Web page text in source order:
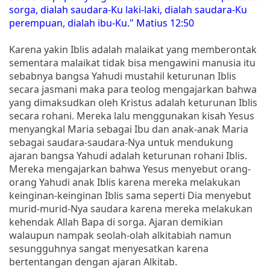
sorga, dialah saudara-Ku laki-laki, dialah saudara-Ku
perempuan, dialah ibu-Ku." Matius 12:50
Karena yakin Iblis adalah malaikat yang memberontak
sementara malaikat tidak bisa mengawini manusia itu
sebabnya bangsa Yahudi mustahil keturunan Iblis
secara jasmani maka para teolog mengajarkan bahwa
yang dimaksudkan oleh Kristus adalah keturunan Iblis
secara rohani. Mereka lalu menggunakan kisah Yesus
menyangkal Maria sebagai Ibu dan anak-anak Maria
sebagai saudara-saudara-Nya untuk mendukung
ajaran bangsa Yahudi adalah keturunan rohani Iblis.
Mereka mengajarkan bahwa Yesus menyebut orang-
orang Yahudi anak Iblis karena mereka melakukan
keinginan-keinginan Iblis sama seperti Dia menyebut
murid-murid-Nya saudara karena mereka melakukan
kehendak Allah Bapa di sorga. Ajaran demikian
walaupun nampak seolah-olah alkitabiah namun
sesungguhnya sangat menyesatkan karena
bertentangan dengan ajaran Alkitab.